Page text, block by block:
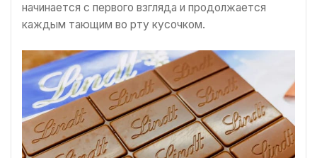
начинается с первого взгляда и продолжается
каждым тающим во рту кусочком.